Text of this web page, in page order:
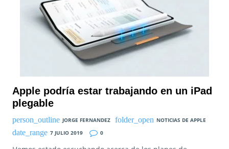
Apple podría estar trabajando en un iPad
plegable
JORGE FERNANDEZ
NOTICIAS DE APPLE
7 JULIO 2019
0